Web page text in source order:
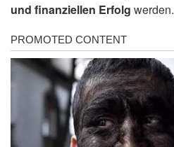
und finanziellen Erfolg werden.